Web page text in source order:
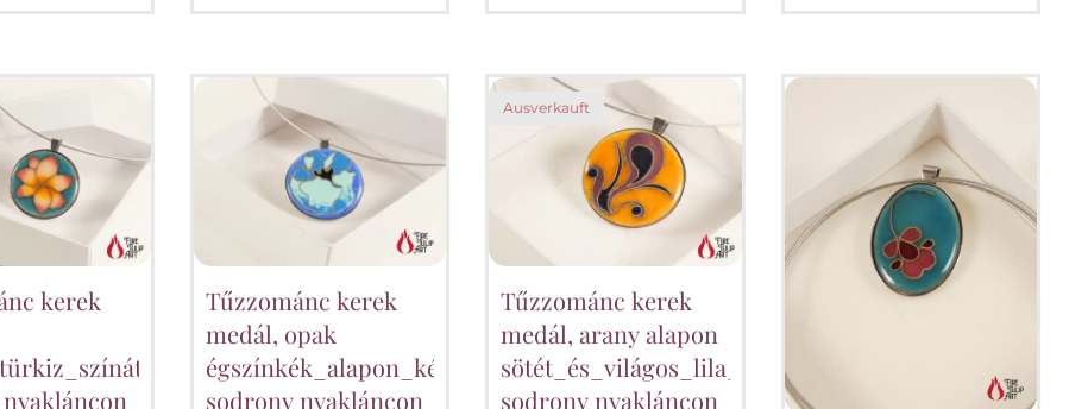
kerek
Tűzzománc kerek
medál, opak
égszínkék_alapon_kék_virág,
sodrony nyakláncon
Tűzzománc kerek
medál, arany alapon
sötét_és_világos_lila_színben,
sodrony nyakláncon
Ausverkauft